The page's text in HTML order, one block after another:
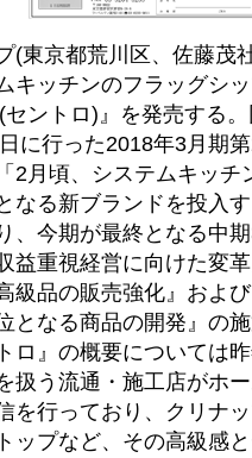
(東京都荒川区、佐藤茂
キッチンのフラッグシ
セントロ)』を発売する
に行った2018年3月期
2月頃、システムキッチ
なる新ブランドを投入
、今期が最終となる中
益重視経営に向けた変
級品の販売強化』およ
となる商品の開発』の
ロ』の概要については
扱う流通・施工店がホ
を行っており、クリナ
ップなど、その高級感